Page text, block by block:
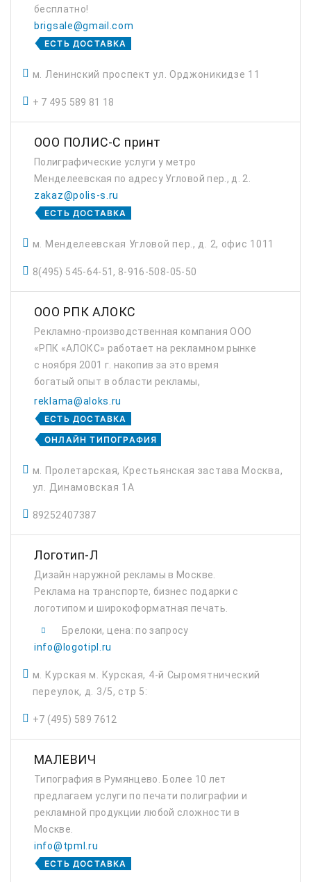
бесплатно!
brigsale@gmail.com
ЕСТЬ ДОСТАВКА
м. Ленинский проспект ул. Орджоникидзе 11
+ 7 495 589 81 18
ООО ПОЛИС-С принт
Полиграфические услуги у метро
Менделеевская по адресу Угловой пер., д. 2.
zakaz@polis-s.ru
ЕСТЬ ДОСТАВКА
м. Менделеевская Угловой пер., д. 2, офис 1011
8(495) 545-64-51, 8-916-508-05-50
ООО РПК АЛОКС
Рекламно-производственная компания ООО
«РПК «АЛОКС» работает на рекламном рынке
с ноября 2001 г. накопив за это время
богатый опыт в области рекламы,
полиграфии и рекламно-сувенирной
продукции. Профиль агентства - рекламно-
производственное компа...
reklama@aloks.ru
ЕСТЬ ДОСТАВКА
ОНЛАЙН ТИПОГРАФИЯ
м. Пролетарская, Крестьянская застава Москва,
ул. Динамовская 1А
89252407387
Логотип-Л
Дизайн наружной рекламы в Москве.
Реклама на транспорте, бизнес подарки с
логотипом и широкоформатная печать.
Брелоки, цена: по запросу
info@logotipl.ru
м. Курская м. Курская, 4-й Сыромятнический
переулок, д. 3/5, стр 5:
+7 (495) 589 7612
МАЛЕВИЧ
Типография в Румянцево. Более 10 лет
предлагаем услуги по печати полиграфии и
рекламной продукции любой сложности в
Москве.
info@tpml.ru
ЕСТЬ ДОСТАВКА